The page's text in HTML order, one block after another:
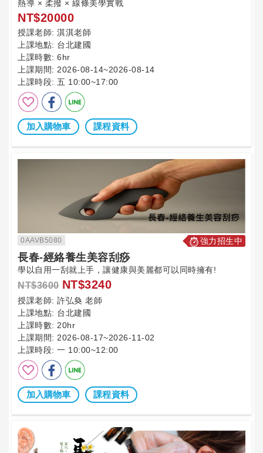
熱導 × 柔撥 × 線條美學實戰
NT$20000
授課老師: 淇淇老師
上課地點: 台北建國
上課時數: 6hr
上課期間: 2026-08-14~2026-08-14
上課時段: 五 10:00~17:00
加入購物車 課程資料
0AAVB5080 強力招生中
長春-經絡養生美容刮痧
學以自用一刮就上手，讓健康與美麗都可以同時擁有!
NT$3600 NT$3240
授課老師: 許弘奐 老師
上課地點: 台北建國
上課時數: 20hr
上課期間: 2026-08-17~2026-11-02
上課時段: 一 10:00~12:00
加入購物車 課程資料